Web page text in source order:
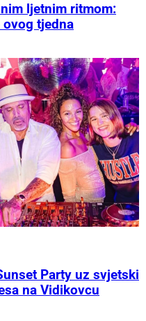
ljetnim ritmom:
ovog tjedna
Party uz svjetski
na Vidikovcu